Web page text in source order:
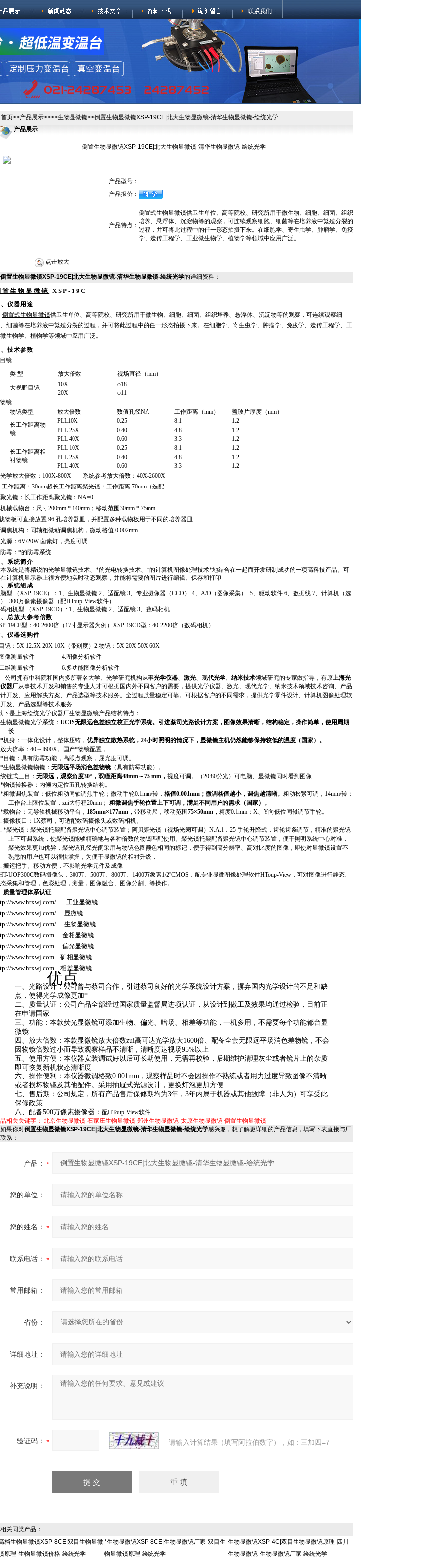
首页>>产品展示>>>>生物显微镜>>倒置生物显微镜XSP-19CE|北大生物显微镜-清华生物显微镜-绘统光学
产品展示
倒置生物显微镜XSP-19CE|北大生物显微镜-清华生物显微镜-绘统光学
点击放大
产品型号：
产品报价：
产品特点：
倒置式生物显微镜供卫生单位、高等院校、研究所用于微生物、细胞、细菌、组织
培养、悬浮体、沉淀物等的观察，可连续观察细胞、细菌等在培养液中繁殖分裂的
过程，并可将此过程中的任一形态拍摄下来。在细胞学、寄生虫学、肿瘤学、免疫
学、遗传工程学、工业微生物学、植物学等领域中应用广泛。
倒置生物显微镜XSP-19CE|北大生物显微镜-清华生物显微镜-绘统光学的详细资料：
置生物显微镜
XSP-19C
仪器用途
倒置式生物显微镜供卫生单位、高等院校、研究所用于微生物、细胞、细菌、组织培养、悬浮体、沉淀物等的观察，可连续观察细
细菌等在培养液中繁殖分裂的过程，并可将此过程中的任一形态拍摄下来。在细胞学、寄生虫学、肿瘤学、免疫学、遗传工程学、工
生物学、植物学等领域中应用广泛。
技术参数
目镜
类 型
放大倍数 视场直径 （mm）
大视野目镜
10X φ18
20X
φ11
物镜
物镜类型
放大倍数 数值孔径NA 工作距离 （mm） 盖玻片厚度 （mm）
长工作距离物
镜
PLL10X 0.25 8.1
1.2
PLL 25X
0.40 4.8
1.2
PLL 40X
0.60 3.3
1.2
长工作距离相
衬物镜
PLL 10X 0.25 8.1
1.2
PLL 25X
0.40 4.8
1.2
PLL 40X
0.60 3.3
1.2
光学放大倍数： 100X-800X 系统参考放大倍数： 40X-2600X
工作距离： 30mm超长工作距离聚光镜：工作距离 70mm （选配
聚光镜：长工作距离聚光镜： NA=0.
机械载物台：尺寸200mm * 140mm ；移动范围30mm * 75mm
物板可直接放置 96 孔培养器皿，并配置多种载物板用于不同的培养器皿
调焦机构：同轴粗微动调焦机构，微动格值 0.002mm
光源： 6V/20W卤素灯，亮度可调
防霉：*的防霉系统
、系统简介
本系统是将精锐的光学显微镜技术、*的光电转换技术、*的计算机图像处理技术*地结合在一起而开发研制成功的一项高科技产品。可
计算机显示器上很方便地实时动态观察，并能将需要的图片进行编辑、保存和打印
、系统组成
型
（XSP-19CE） ： 1 生物显微镜 2 、适配镜 3 、专业摄像器 （CCD） 4 A/D（ 图像采集） 5 、驱动软件 6 、数据线 7 、计算机（选
300万像素摄像器（配HToup-View软件）
相机型
（XSP-19CD）: 1 、生物显微镜 2 、适配镜 3 、数码相机
总放大参考倍数
19CE型： 40-2600倍（ 17寸显示器为例） XSP-19CD型： 40-2200倍（数码相机）
仪器选购件
目镜： 5X 12.5X 20X 10X（带刻度）2. 物镜： 5X 20X 50X 60X
图像测量软件 4. 图像分析软件
二维测量软件 6. 多功能图像分析软件
公司拥有中科院和国内多所著名大学、光学研究机构从事光学仪器 激光 现代光学 纳米技术领域研究的专家做指导，有原 上海光
器厂从事技术开发和销售的专业人才可根据国内外不同客户的需要，提供光学仪器、激光、现代光学、纳米技术领域技术咨询、产品
开发、应用解决方案、产品选型等技术服务。全过程质量稳定可靠。可根据客户的不同需求 ，提供光学零件设计、计算机图像处理软
发、产品选型等技术服务
下是上海绘统光学仪器厂生物显微镜产品结构特点：
生物显微镜光学系统： UCIS无限远色差独立校正光学系统。引进蔡司光路设计方案， 图像效果清晰，结构稳定，操作简单，使用周期
长
*机身：一体化设计，整体压铸， 优异独立散热系统，24小时照明的情况下，显微镜主机仍然能够保持较低的温度（国家）。
放大倍率：40～l600X。 国产*物镜配置，
*目镜：具有防霉功能，高眼点观察，屈光度可调。
*生物显微镜物镜： 无限远平场消色差物镜 （具有防霉功能）。
绞链式三目： 无限远，观察角度30°，双瞳距离48mm～75 mm， 视度可调。
（20:80分光）可电脑、显微镜同时看到图像
*物镜转换器：内倾内定位五孔转换结构。
*粗微调焦装置：低位粗动同轴调焦手轮；微动手轮0.1mm/转， 格值0.001mm；微调格值越小，调焦越清晰。 粗动松紧可调，14mm/转；
工作台上限位装置，zui大行程20mm； 粗微调焦手轮位置上下可调，满足不同用户的需求（国家）。
*载物台：无导轨机械移动平台， 185mm×177mm， 带移动尺，移动范围75×50mm， 精度0.1mm；X、Y向低位同轴调节手轮。
摄像接口：1X蔡司 ，可适配数码摄像头或数码相机。
*聚光镜：聚光镜托架配备聚光镜中心调节装置；阿贝聚光镜（视场光阑可调）N.A.1．25 手轮升降式，齿轮齿条调节，精准的聚光镜
上下可调系统，使聚光镜能够精确地与各种倍数的物镜匹配使用。聚光镜托架配备聚光镜中心调节装置，便于照明系统中心对准，
聚光效果更加优异，聚光镜孔径光阑采用与物镜色圈颜色相同的标记，便于得到高分辨率、高对比度的图像，即使对显微镜设置不
熟悉的用户也可以很快掌握，为便于显微镜的相衬升级，
搬运把手。 移动方便，不影响光学元件及成像
UOP300C数码摄像头， 300万、500万、800万、1400万象素1/2''CMOS，配专业显微图像处理软件HToup-View，可对图像进行静态、
采集和管理， 色彩处理，测量 ，图像融合、图像分割、 等操作。
质量管理体系认证
www.htxwj.com/
工业显微镜
www.htxwj.com/
显微镜
www.htxwj.com/
生物显微镜
www.htxwj.com
金相显微镜
www.htxwj.com
偏光显微镜
www.htxwj.com
矿相显微镜
www.htxwj.com
相差显微镜
优点
一、光路设计：公司曾与蔡司合作，引进蔡司良好的光学系统设计方案，摒弃国内光学设计的不足和缺
点，使得光学成像更加*
二、
质量认证：公司产品全部经过国家质量监督局进项认证，从设计到做工及效果均通过检验，目前正
在申请国家
三、功能：本款荧光显微镜可添加生物、偏光、暗场、相差等功能，一机多用，不需要每个功能都台显
微镜
四、放大倍数：本款显微镜放大倍数zui高可达光学放大1600倍、配备全套无限远平场消色差物镜，不会
因物镜倍数过小而导致观察样品不清晰，清晰度达视场95%以上
五、使用方便：本仪器安装调试好以后可长期使用，无需再校验，后期维护清理灰尘或者镜片上的杂质
即可恢复新机状态清晰度
六、操作便利：本仪器微调格致0.001mm ，观察样品时不会因操作不熟练或者用力过度导致图像不清晰
或者损坏物镜及其他配件。采用抽屉式光源设计 ，更换灯泡更加方便
七、售后期：公司规定，所有产品售后保修期均为3年 ，3年内属于机器或其他故障（非人为）可享受此
保修政策
八、配备500万像素摄像器：配HToup-View软件
相关关键字： 北京生物显微镜-石家庄生物显微镜-郑州生物显微镜-太原生物显微镜-倒置生物显微镜
果你对倒置生物显微镜XSP-19CE|北大生物显微镜-清华生物显微镜-绘统光学感兴趣，想了解更详细的产品信息，填写下表直接与厂
系：
产品：
您的单位：
您的姓名：
联系电话：
常用邮箱：
省份：
详细地址：
补充说明：
验证码： 请输入计算结果（填写阿拉伯数字），如：三加四=7
关同类产品：
档生物显微镜XSP-8CE|双目生物显微
原理-生物显微镜价格-绘统光学
*生物显微镜XSP-8CE|生物显微镜厂家-双目生
物显微镜原理-绘统光学
生物显微镜XSP-4C|双目生物显微镜原理-四川
生物显微镜-生物显微镜厂家-绘统光学